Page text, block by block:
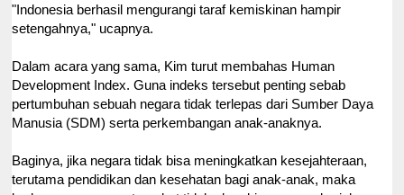
"Indonesia berhasil mengurangi taraf kemiskinan hampir
setengahnya," ucapnya.
Dalam acara yang sama, Kim turut membahas Human
Development Index. Guna indeks tersebut penting sebab
pertumbuhan sebuah negara tidak terlepas dari Sumber Daya
Manusia (SDM) serta perkembangan anak-anaknya.
Baginya, jika negara tidak bisa meningkatkan kesejahteraan,
terutama pendidikan dan kesehatan bagi anak-anak, maka